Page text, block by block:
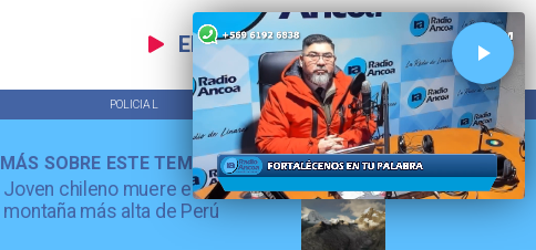
EN VIVO
POLICIAL TENDENCIAS
Joven chileno muere escalando
montaña más alta de Perú
MÁS SOBRE ESTE TEMA